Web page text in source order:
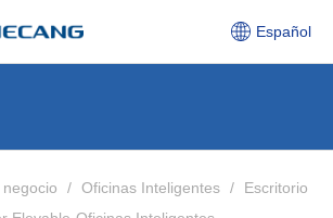
Español
/ Oficinas Inteligentes /
Escritorio